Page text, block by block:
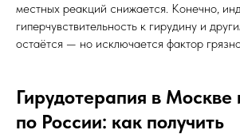
местных реакций снижается. Конечно,
гиперчувствительность к гирудину и
остаётся — но исключается фактор
Гирудотерапия в Москве
по России: как получить